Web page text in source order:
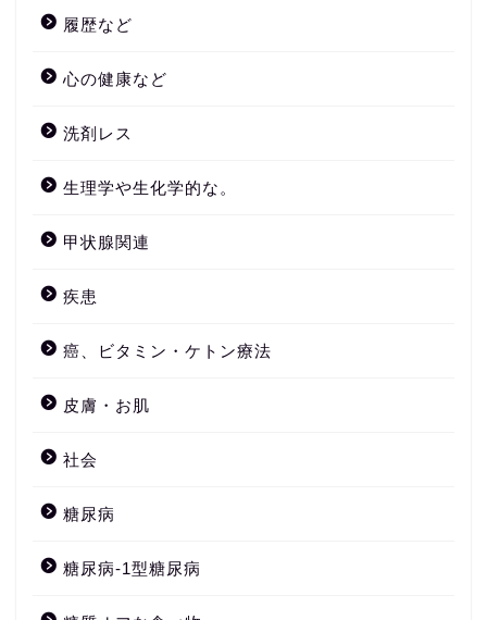
履歴など
心の健康など
洗剤レス
生理学や生化学的な。
甲状腺関連
疾患
癌、ビタミン・ケトン療法
皮膚・お肌
社会
糖尿病
糖尿病-1型糖尿病